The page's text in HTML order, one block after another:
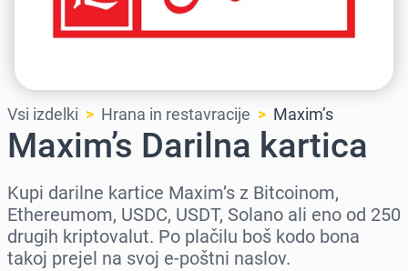
Vsi izdelki Hrana in restavracije Maxim’s
Maxim’s Darilna kartica
Kupi darilne kartice Maxim’s z Bitcoinom,
Ethereumom, USDC, USDT, Solano ali eno od 250
drugih kriptovalut. Po plačilu boš kodo bona
takoj prejel na svoj e-poštni naslov.